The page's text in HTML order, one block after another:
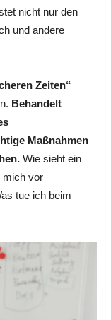
nicht nur den
und andere
Zeiten“
Behandelt
Maßnahmen
Wie sieht ein
mich vor
tue ich beim